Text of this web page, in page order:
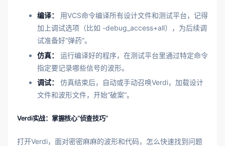
编译：
用VCS命令编译所有设计文件和测试平台，记得
加上调试选项（比如 -debug_access+all），为后续调
试准备好“弹药”。
仿真：
运行编译好的程序，在测试平台里通过特定命令
指定要记录哪些信号的波形。
调试：
仿真结束后，自动或手动召唤Verdi，加载设计
文件和波形文件，开始“破案”。
Verdi实战：掌握核心“侦查技巧”
打开Verdi，面对密密麻麻的波形和代码，怎么快速找到问题